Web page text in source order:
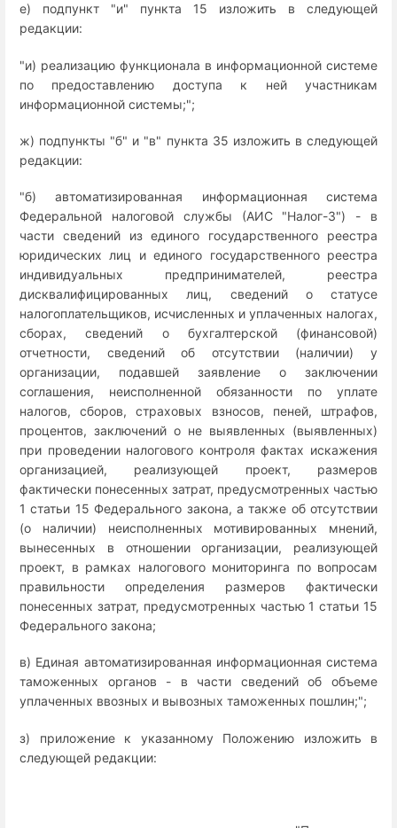
е) подпункт "и" пункта 15 изложить в следующей
редакции:
"и) реализацию функционала в информационной системе
по предоставлению доступа к ней участникам
информационной системы;";
ж) подпункты "б" и "в" пункта 35 изложить в следующей
редакции:
"б) автоматизированная информационная система
Федеральной налоговой службы (АИС "Налог-3") - в
части сведений из единого государственного реестра
юридических лиц и единого государственного реестра
индивидуальных предпринимателей, реестра
дисквалифицированных лиц, сведений о статусе
налогоплательщиков, исчисленных и уплаченных налогах,
сборах, сведений о бухгалтерской (финансовой)
отчетности, сведений об отсутствии (наличии) у
организации, подавшей заявление о заключении
соглашения, неисполненной обязанности по уплате
налогов, сборов, страховых взносов, пеней, штрафов,
процентов, заключений о не выявленных (выявленных)
при проведении налогового контроля фактах искажения
организацией, реализующей проект, размеров
фактически понесенных затрат, предусмотренных частью
1 статьи 15 Федерального закона, а также об отсутствии
(о наличии) неисполненных мотивированных мнений,
вынесенных в отношении организации, реализующей
проект, в рамках налогового мониторинга по вопросам
правильности определения размеров фактически
понесенных затрат, предусмотренных частью 1 статьи 15
Федерального закона;
в) Единая автоматизированная информационная система
таможенных органов - в части сведений об объеме
уплаченных ввозных и вывозных таможенных пошлин;";
з) приложение к указанному Положению изложить в
следующей редакции: